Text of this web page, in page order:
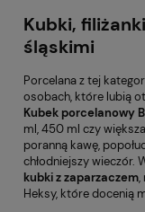
Kubki,
śląskimi
Porcelana z tej
osobach, które lubią
Kubek porcelanowy
ml, 450 ml czy
poranną kawę,
chłodniejszy wieczór.
kubki z zaparzaczem,
Heksy, które docenią